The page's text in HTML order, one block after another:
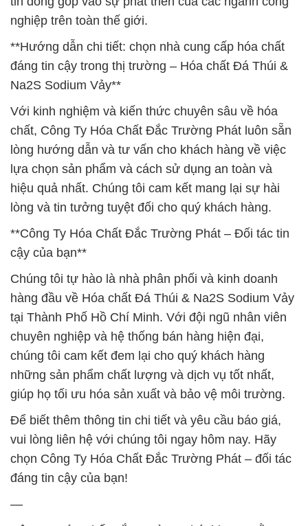
nghiệp trên toàn thế giới.
**Hướng dẫn chi tiết: chọn nhà cung cấp hóa chất
đáng tin cậy trong thị trường – Hóa chất Đá Thúi &
Na2S Sodium Vảy**
Với kinh nghiệm và kiến thức chuyên sâu về hóa
chất, Công Ty Hóa Chất Đắc Trường Phát luôn sẵn
lòng hướng dẫn và tư vấn cho khách hàng về việc
lựa chọn sản phẩm và cách sử dụng an toàn và
hiệu quả nhất. Chúng tôi cam kết mang lại sự hài
lòng và tin tưởng tuyệt đối cho quý khách hàng.
**Công Ty Hóa Chất Đắc Trường Phát – Đối tác tin
cậy của bạn**
Chúng tôi tự hào là nhà phân phối và kinh doanh
hàng đầu về Hóa chất Đá Thúi & Na2S Sodium Vảy
tại Thành Phố Hồ Chí Minh. Với đội ngũ nhân viên
chuyên nghiệp và hệ thống bán hàng hiện đại,
chúng tôi cam kết đem lại cho quý khách hàng
những sản phẩm chất lượng và dịch vụ tốt nhất,
giúp họ tối ưu hóa sản xuất và bảo vệ môi trường.
Để biết thêm thông tin chi tiết và yêu cầu báo giá,
vui lòng liên hệ với chúng tôi ngay hôm nay. Hãy
chọn Công Ty Hóa Chất Đắc Trường Phát – đối tác
đáng tin cậy của bạn!
—